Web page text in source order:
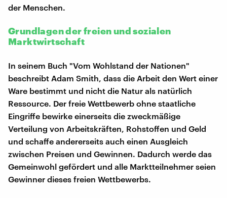
der Menschen.
Grundlagen der freien und sozialen
Marktwirtschaft
In seinem Buch "Vom Wohlstand der Nationen"
beschreibt Adam Smith, dass die Arbeit den Wert einer
Ware bestimmt und nicht die Natur als natürlich
Ressource. Der freie Wettbewerb ohne staatliche
Eingriffe bewirke einerseits die zweckmäßige
Verteilung von Arbeitskräften, Rohstoffen und Geld
und schaffe andererseits auch einen Ausgleich
zwischen Preisen und Gewinnen. Dadurch werde das
Gemeinwohl gefördert und alle Marktteilnehmer seien
Gewinner dieses freien Wettbewerbs.